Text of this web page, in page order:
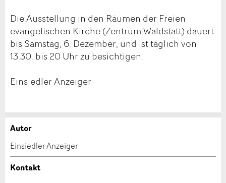
Die Ausstellung in den Räumen der Freien
evangelischen Kirche (Zentrum Waldstatt) dauert
bis Samstag, 6. Dezember, und ist täglich von
13.30. bis 20 Uhr zu besichtigen.
Einsiedler Anzeiger
Anzeige beanstanden
Ihr Feedback wird sehr geschätzt!
Anzeige weiterempfehlen
Empfehlen Sie diese Anzeige an Freunde weiter.
Autor
Einsiedler Anzeiger
Kontakt